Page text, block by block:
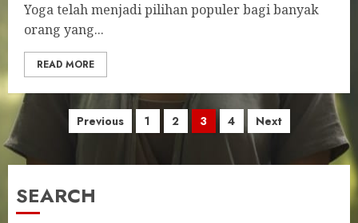
Yoga telah menjadi pilihan populer bagi banyak
orang yang...
READ MORE
Posts
Previous 1 2 3 4 Next
SEARCH